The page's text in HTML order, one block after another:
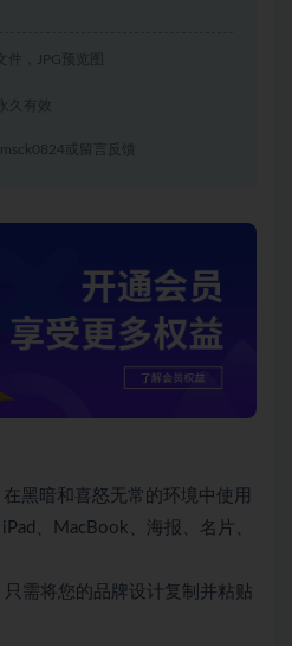
件，JPG预览图
久有效
或留言反馈
黑暗和喜怒无常的环境中使用
、MacBook、海报、名片、
需将您的品牌设计复制并粘贴